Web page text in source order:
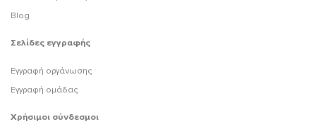
Blog
Σελίδες εγγραφής
Εγγραφή οργάνωσης
Εγγραφή ομάδας
Χρήσιμοι σύνδεσμοι